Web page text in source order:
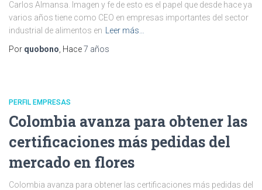
Carlos Almansa. Imagen y fe de esto es el papel que desde hace ya
varios años tiene como CEO en empresas importantes del sector
industrial de alimentos en
Leer más…
Por quobono , Hace7 años
PERFIL EMPRESAS
Colombia avanza para obtener las
certificaciones más pedidas del
mercado en flores
Colombia avanza para obtener las certificaciones más pedidas del